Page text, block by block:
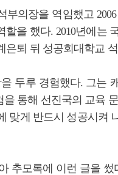
의장을 역임했고
을 했다. 2010년에는
은퇴 뒤 성공회대학교
두루 경험했다. 그는
통해 선진국의 교육
맞게 반드시 성공시켜
추모록에 이런 글을 썼